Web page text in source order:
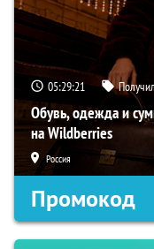
05:29:20
Обувь, одежда и
на Wildberries
Россия
Промокод